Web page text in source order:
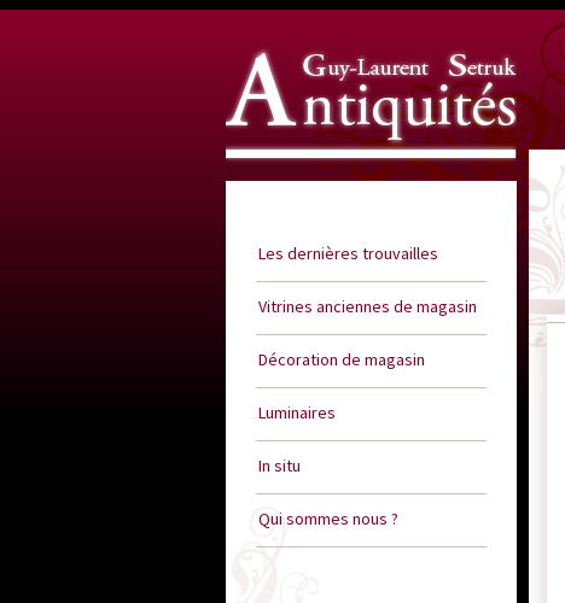
Les dernières trouvailles
Vitrines anciennes de magasin
Décoration de magasin
Luminaires
In situ
Qui sommes nous ?